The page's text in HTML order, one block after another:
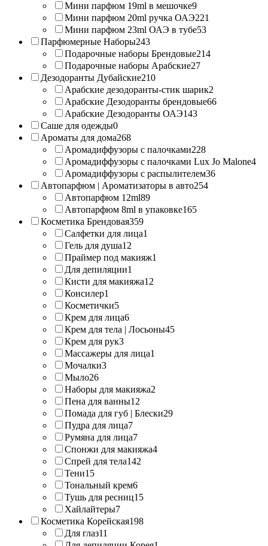
Мини парфюм 19ml в мешочке9
Мини парфюм 20ml ручка ОАЭ221
Мини парфюм 23ml ОАЭ в тубе53
Парфюмерные Наборы243
Подарочные наборы Брендовые214
Подарочные наборы Арабские27
Дезодоранты Дубайские210
Арабские дезодоранты-стик шарик2
Арабские Дезодоранты брендовые66
Арабские Дезодоранты ОАЭ143
Саше для одежды0
Ароматы для дома268
Аромадиффузоры с палочками228
Аромадиффузоры с палочками Lux Jo Malone4
Аромадиффузоры с распылителем36
Автопарфюм | Ароматизаторы в авто254
Автопарфюм 12ml89
Автопарфюм 8ml в упаковке165
Косметика Брендовая359
Салфетки для лица1
Гель для душа12
Праймер под макияж1
Для депиляции1
Кисти для макияжа12
Консилер1
Косметички5
Крем для лица6
Крем для тела | Лосьоны45
Крем для рук3
Массажеры для лица1
Мочалки3
Мыло26
Наборы для макияжа2
Пена для ванны12
Помада для губ | Блески29
Пудра для лица7
Румяна для лица7
Спонжи для макияжа4
Спрей для тела142
Тени15
Тональный крем6
Тушь для ресниц15
Хайлайтеры7
Косметика Корейская198
Для глаз11